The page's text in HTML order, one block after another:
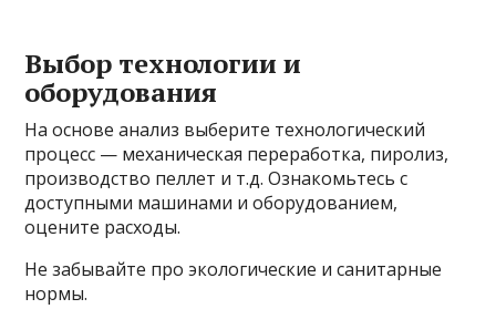
Выбор технологии и
оборудования
На основе анализ выберите технологический
процесс — механическая переработка, пиролиз,
производство пеллет и т.д. Ознакомьтесь с
доступными машинами и оборудованием,
оцените расходы.
Не забывайте про экологические и санитарные
нормы.